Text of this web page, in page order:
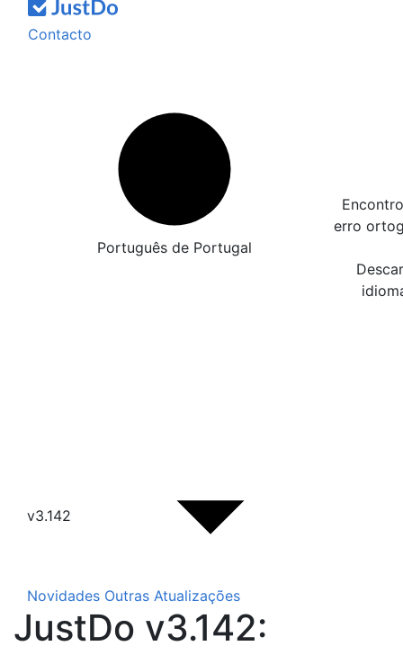
Contacto
Português de Portugal
erro
v3.142
Novidades Outras Atualizações
JustDo v3.142: